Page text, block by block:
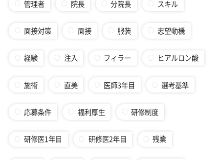
管理者 院長 分院長 スキル
面接対策 面接 服装 志望動機
経験 注入 フィラー ヒアルロン酸
施術 直美 医師3年目 選考基準
応募条件 福利厚生 研修制度
研修医1年目 研修医2年目 残業